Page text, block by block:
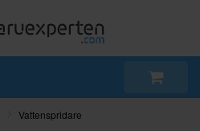
Vattenspridare